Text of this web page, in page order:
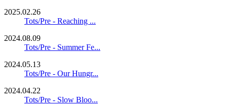
2025.02.26
Tots/Pre - Reaching ...
2024.08.09
Tots/Pre - Summer Fe...
2024.05.13
Tots/Pre - Our Hungr...
2024.04.22
Tots/Pre - Slow Bloo...